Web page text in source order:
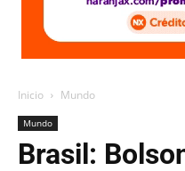
Inicio Mundo
Mundo
Brasil: